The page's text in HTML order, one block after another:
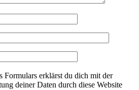
Formulars erklärst du dich mit der
deiner Daten durch diese Website